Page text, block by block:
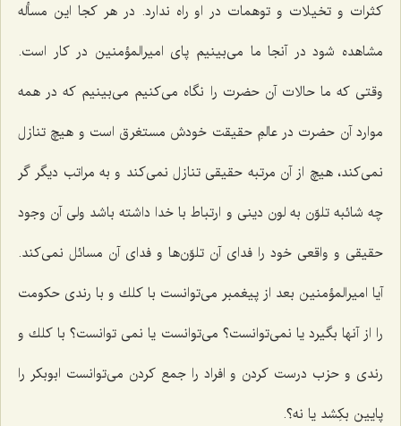
كثرات و تخیلات و توهمات در او راه ندارد. در هر كجا این مسأله
مشاهده شود در آنجا ما می‌بینیم پای امیرالمؤمنین در كار است.
وقتی كه ما حالات آن حضرت را نگاه می‌كنیم می‌بینیم كه در همه
موارد آن حضرت در عالمِ حقیقت خودش مستغرق است و هیچ تنازل
نمی‌كند، هیچ از آن مرتبه حقیقی تنازل نمی‌كند و به مراتب دیگر گر
چه شائبه تلوّن به لون دینی و ارتباط با خدا داشته باشد ولی آن وجود
حقیقی و واقعی خود را فدای آن تلوّن‌ها و فدای آن مسائل نمی‌كند.
آیا امیرالمؤمنین بعد از پیغمبر می‌توانست با كلك و با رندی حكومت
را از آنها بگیرد یا نمی‌توانست؟ می‌توانست یا نمی توانست؟ با كلك و
رندی و حزب درست كردن و افراد را جمع كردن می‌توانست ابوبكر را
پایین بكِشد یا نه؟.